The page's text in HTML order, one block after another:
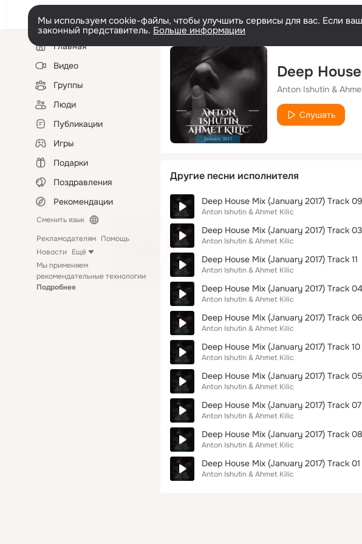
Мы используем cookie-файлы, чтобы улучшить сервисы для вас. Если
законный представитель. Больше информации
Левая
колонкаГлавная
Видео
Группы
Люди
Публикации
Игры
Подарки
Поздравления
Рекомендации
Сменить язык
Рекламодателям Помощь
Новости Ещё
Мы применяем
рекомендательные технологии
Подробнее
Deep
Anton Ishutin &
Слушать
Другие песни исполнителя
Deep House Mix (January 2017) Track 09
Anton Ishutin & Ahmet Kilic
Deep House Mix (January 2017) Track 03
Anton Ishutin & Ahmet Kilic
Deep House Mix (January 2017) Track 11
Anton Ishutin & Ahmet Kilic
Deep House Mix (January 2017) Track 04
Anton Ishutin & Ahmet Kilic
Deep House Mix (January 2017) Track 06
Anton Ishutin & Ahmet Kilic
Deep House Mix (January 2017) Track 10
Anton Ishutin & Ahmet Kilic
Deep House Mix (January 2017) Track 05
Anton Ishutin & Ahmet Kilic
Deep House Mix (January 2017) Track 07
Anton Ishutin & Ahmet Kilic
Deep House Mix (January 2017) Track 08
Anton Ishutin & Ahmet Kilic
Deep House Mix (January 2017) Track 01
Anton Ishutin & Ahmet Kilic